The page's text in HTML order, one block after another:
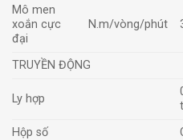
Mô men
xoắn cực
đại
N.m/vòng/phút
TRUYỀN ĐỘNG
Ly hợp
Hộp số